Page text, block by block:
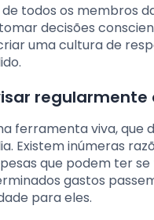
todos os membros
decisões
uma cultura de
ferramenta viva, que
Existem inúmeras
que podem ter
gastos
para eles.